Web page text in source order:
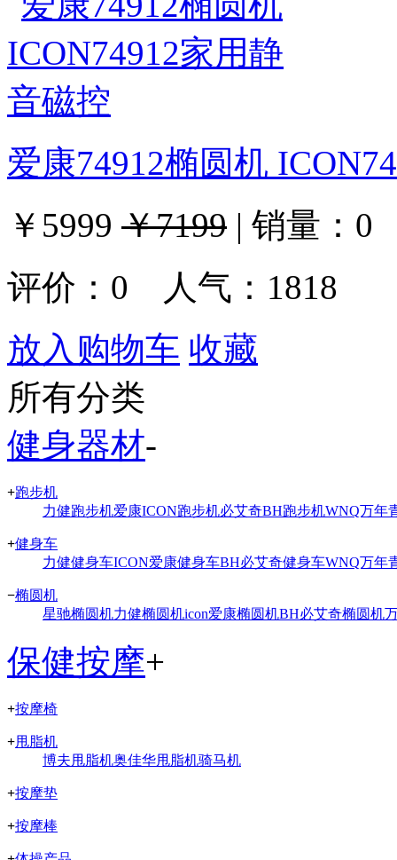
爱康74912椭圆机
￥5999 ￥7199 | 销量： 0
评价： 0 人气：1818
放入购物车 收藏
所有分类
健身器材-
+跑步机
力健跑步机爱康ICON跑步机必艾奇BH跑步机WNQ万年
+健身车
力健健身车ICON爱康健身车BH必艾奇健身车WNQ万年
−椭圆机
星驰椭圆机力健椭圆机icon爱康椭圆机BH必艾奇椭圆机
保健按摩+
+按摩椅
+甩脂机
博夫甩脂机奥佳华甩脂机骑马机
+按摩垫
+按摩棒